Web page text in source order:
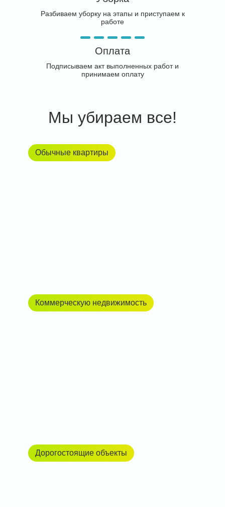
Разбиваем уборку на этапы и приступаем к
работе
Оплата
Подписываем акт выполненных работ и
принимаем оплату
Мы убираем все!
Обычные квартиры
Коммерческую недвижимость
Дорогостоящие объекты